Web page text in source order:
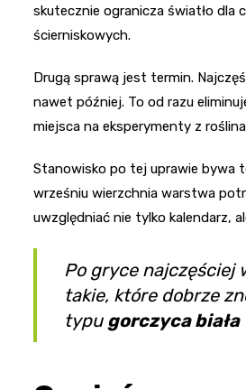
skutecznie ogranicza światło dla
ścierniskowych.
Drugą sprawą jest termin.
nawet później. To od razu
miejsca na eksperymenty z
Stanowisko po tej uprawie bywa
wrześniu wierzchnia warstwa
uwzględniać nie tylko kalendarz,
Po gryce najczęściej
takie, które dobrze
typu gorczyca biała